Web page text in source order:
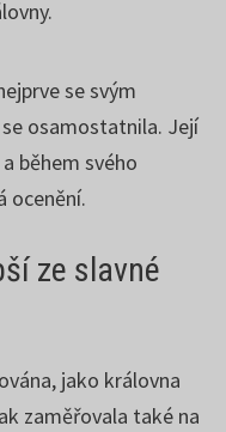
se svým
osamostatnila. Její
během svého
ocenění.
ze slavné
jako královna
zaměřovala také na